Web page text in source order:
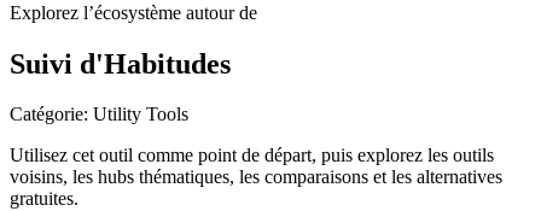
Explorez l’écosystème autour de
Suivi d'Habitudes
Catégorie: Utility Tools
Utilisez cet outil comme point de départ, puis explorez les outils
voisins, les hubs thématiques, les comparaisons et les alternatives
gratuites.